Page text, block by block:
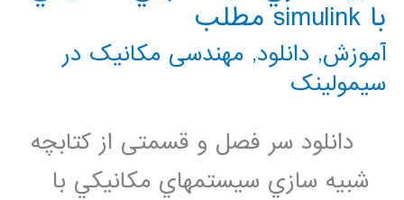
با simulink مطلب
آموزش, دانلود, مهندسی مکانیک در
سیمولینک
دانلود سر فصل و قسمتی از کتابچه
شبيه سازي سيستمهاي مكانيكي با